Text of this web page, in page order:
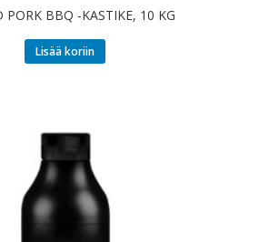
PORK BBQ -KASTIKE, 10 KG
Lisää koriin